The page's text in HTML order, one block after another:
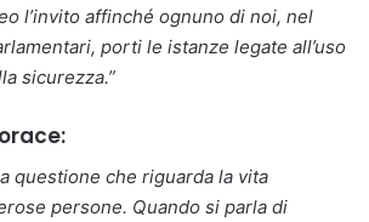
l’invito affinché ognuno di noi, nel
porti le istanze legate all’uso
sicurezza.”
questione che riguarda la vita
persone. Quando si parla di